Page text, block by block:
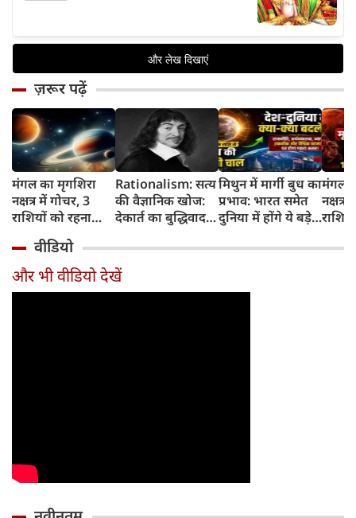
ज़रूर पढ़ें
मंगल का मृगशिरा
नक्षत्र में गोचर, 3
राशियों को रहना
सावधान
Rationalism: सत्य
की वैज्ञानिक खोज:
देकार्त का बुद्धिवाद
का जन्म
मिथुन में मार्गी बुध का
प्रभाव: भारत समेत
दुनिया में होंगे ये बड़े
मंगल
नक्षत्र
किसे
वीडियो
और भी वीडियो देखें